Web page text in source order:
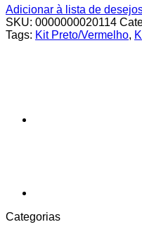
Adicionar à lista de
SKU: 0000000020114
Tags: Kit Preto/Vermelho,
Categorias